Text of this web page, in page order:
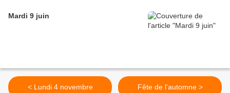
Mardi 9 juin
< Lundi 4 novembre Fête de l'automne >